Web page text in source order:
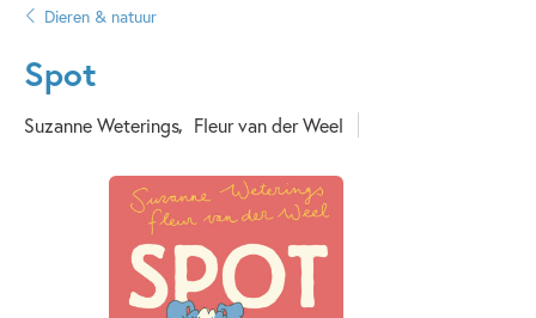
auteurs
uitgevers
Dieren & natuur
Spot
Suzanne Weterings Fleur van der Weel